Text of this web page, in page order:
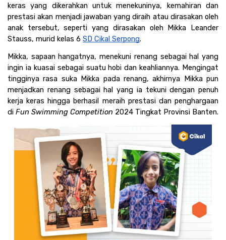
keras yang dikerahkan untuk menekuninya, kemahiran dan
prestasi akan menjadi jawaban yang diraih atau dirasakan oleh
anak tersebut, seperti yang dirasakan oleh Mikka Leander
Stauss, murid kelas 6 SD Cikal Serpong.
Mikka, sapaan hangatnya, menekuni renang sebagai hal yang
ingin ia kuasai sebagai suatu hobi dan keahliannya. Mengingat
tingginya rasa suka Mikka pada renang, akhirnya Mikka pun
menjadkan renang sebagai hal yang ia tekuni dengan penuh
kerja keras hingga berhasil meraih prestasi dan penghargaan
di Fun Swimming Competition 2024 Tingkat Provinsi Banten.